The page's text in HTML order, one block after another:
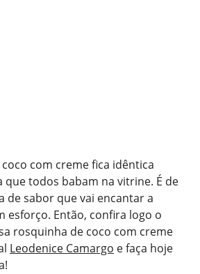
com creme fica idêntica
que todos babam na vitrine. É de
de sabor que vai encantar a
esforço. Então, confira logo o
rosquinha de coco com creme
Leodenice Camargo e faça hoje